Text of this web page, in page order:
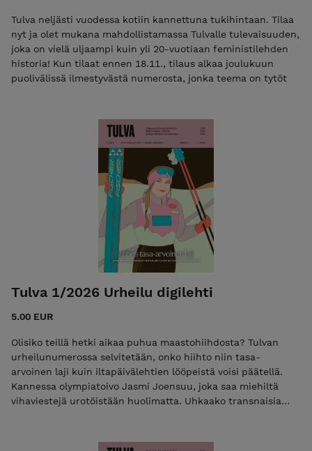
Tulva neljästi vuodessa kotiin kannettuna tukihintaan. Tilaa
nyt ja olet mukana mahdollistamassa Tulvalle tulevaisuuden,
joka on vielä uljaampi kuin yli 20-vuotiaan feministilehden
historia! Kun tilaat ennen 18.11., tilaus alkaa joulukuun
puolivälissä ilmestyvästä numerosta, jonka teema on tytöt
Tulva 1/2026 Urheilu digilehti
5.00 EUR
Olisiko teillä hetki aikaa puhua maastohiihdosta? Tulvan
urheilunumerossa selvitetään, onko hiihto niin tasa-
arvoinen laji kuin iltapäivälehtien lööpeistä voisi päätellä.
Kannessa olympiatoivo Jasmi Joensuu, joka saa miehiltä
vihaviestejä urotöistään huolimatta. Uhkaako transnaisia
Jumppatytöt-esitys satuttaa ja parantaa Uusi kolumnisti